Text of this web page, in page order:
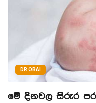
DR OBAI
මේ දිනවල සිරුර